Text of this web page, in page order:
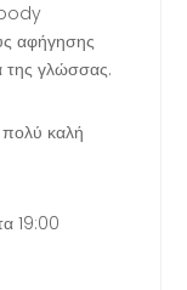
αφήγησης
της γλώσσας.
πολύ καλή
19:00